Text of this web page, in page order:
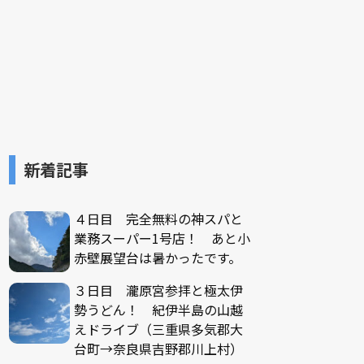
新着記事
４日目 完全無料の神スパと
業務スーパー1号店！ あと小
赤壁展望台は暑かったです。
３日目 瀧原宮参拝と極太伊
勢うどん！ 紀伊半島の山越
えドライブ（三重県多気郡大
台町→奈良県吉野郡川上村）